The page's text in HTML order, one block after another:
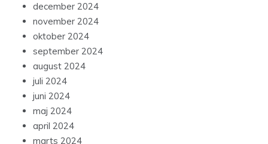
december 2024
november 2024
oktober 2024
september 2024
august 2024
juli 2024
juni 2024
maj 2024
april 2024
marts 2024